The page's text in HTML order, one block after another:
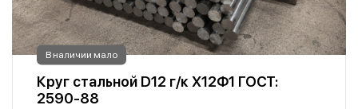
В наличии мало
Круг стальной D12 г/к Х12Ф1 ГОСТ:
2590-88